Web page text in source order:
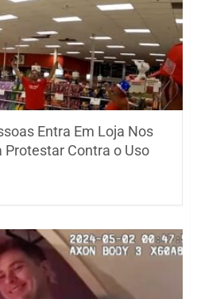
Entra Em Loja Nos
Protestar Contra o Uso